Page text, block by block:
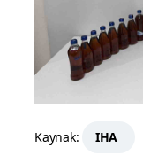
Kaynak: IHA